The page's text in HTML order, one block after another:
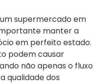
supermercado em
manter a
em perfeito estado.
podem causar
não apenas o fluxo
qualidade dos